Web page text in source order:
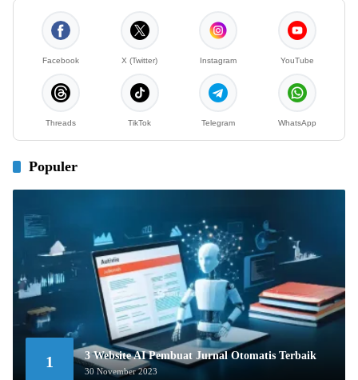
Facebook X (Twitter) Instagram YouTube
Threads TikTok Telegram WhatsApp
Populer
1 3 Website AI Pembuat Jurnal Otomatis Terbaik
30 November 2023